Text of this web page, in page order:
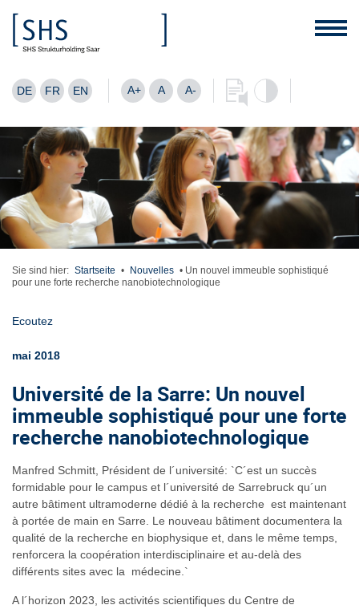
DE FR EN A+ A A-
Sie sind hier: Startseite • Nouvelles • Un nouvel immeuble sophistiqué
pour une forte recherche nanobiotechnologique
Ecoutez
mai 2018
Université de la Sarre: Un nouvel
immeuble sophistiqué pour une forte
recherche nanobiotechnologique
Manfred Schmitt, Président de l´université: `C´est un succès
formidable pour le campus et l´université de Sarrebruck qu´un
autre bâtiment ultramoderne dédié à la recherche est maintenant
à portée de main en Sarre. Le nouveau bâtiment documentera la
qualité de la recherche en biophysique et, dans le même temps,
renforcera la coopération interdisciplinaire et au-delà des
différents sites avec la médecine.`
A l´horizon 2023, les activités scientifiques du Centre de